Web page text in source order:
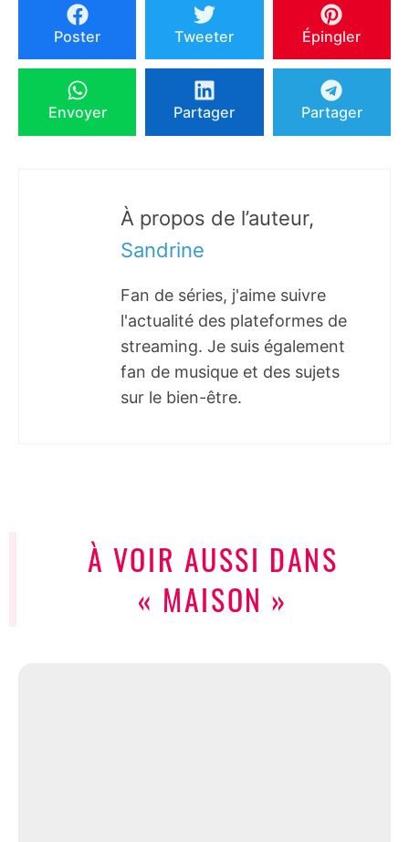
Poster Tweeter Épingler
Envoyer Partager Partager
À propos de l’auteur,
Sandrine
Fan de séries, j'aime suivre
l'actualité des plateformes de
streaming. Je suis également
fan de musique et des sujets
sur le bien-être.
À VOIR AUSSI DANS
« MAISON »